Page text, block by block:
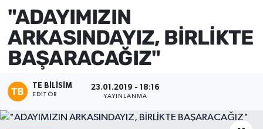
"ADAYIMIZIN
ARKASINDAYIZ, BİRLİKTE
BAŞARACAĞIZ"
TE BILISIM
EDITÖR
23.01.2019 - 18:16
YAYINLANMA
Sağlık
Eğitim
Sivil Toplum